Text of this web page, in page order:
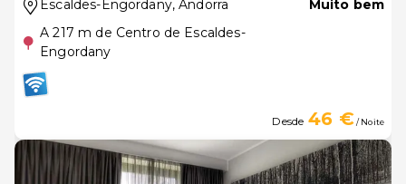
Escaldes-Engordany, Andorra
A 217 m de Centro de Escaldes-
Engordany
Muito bem
Desde 46 €/ Noite